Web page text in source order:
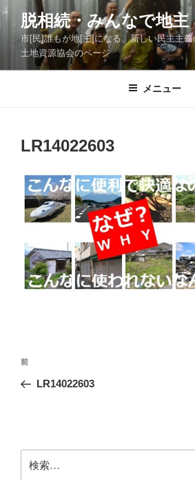
コ
ツ
脱相続・みんなで地主
市[民]誰もが地[主]になる、新しい民主主
土地資源協会のページ
メニュー
LR14022603
投
ナ
ー
シ
前
の
前
LR14022603
索: